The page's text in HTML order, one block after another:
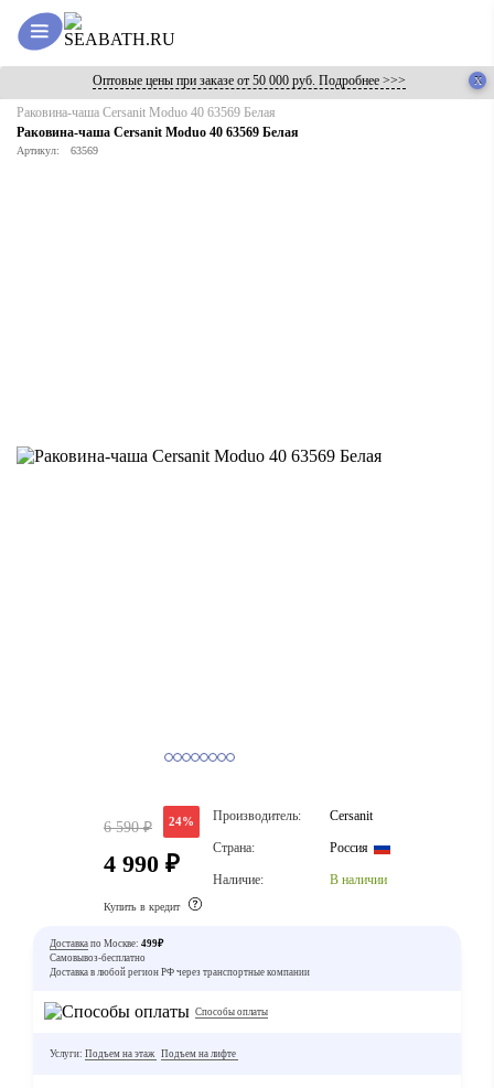
Оптовые цены при заказе от 50 000 руб. Подробнее >>>
Каталог
Раковины
Раковина-чаша Cersanit Moduo 40 63569 Белая
Раковина-чаша Cersanit Moduo 40 63569 Белая
Артикул: 63569
6 590 ₽ 24%
4 990 ₽
Купить в кредит
Производитель: Cersanit
Страна: Россия
Наличие: В наличии
Доставка по Москве: 499₽
Самовывоз-бесплатно
Доставка в любой регион РФ через транспортные компании
Способы оплаты
Услуги: Подъем на этаж Подъем на лифте